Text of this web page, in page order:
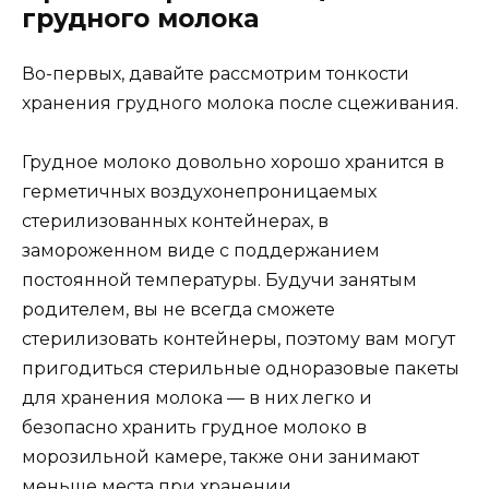
грудного молока​
Во-первых, давайте рассмотрим тонкости
хранения грудного молока после сцеживания.
Грудное молоко довольно хорошо хранится в
герметичных воздухонепроницаемых
стерилизованных контейнерах, в
замороженном виде с поддержанием
постоянной температуры. Будучи занятым
родителем, вы не всегда сможете
стерилизовать контейнеры, поэтому вам могут
пригодиться стерильные одноразовые пакеты
для хранения молока — в них легко и
безопасно хранить грудное молоко в
морозильной камере, также они занимают